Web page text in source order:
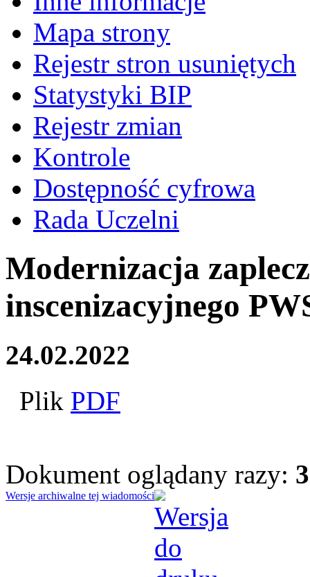
Mapa strony
Rejestr stron usuniętych
Statystyki BIP
Rejestr zmian
Kontrole
Dostępność cyfrowa
Rada Uczelni
Modernizacja
inscenizacyjnego
24.02.2022
Plik PDF
Dokument oglądany razy:
Wersje archiwalne tej wiadomości